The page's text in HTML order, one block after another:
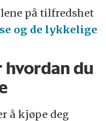
på tilfredshet
og de lykkelige
hvordan du
å kjøpe deg